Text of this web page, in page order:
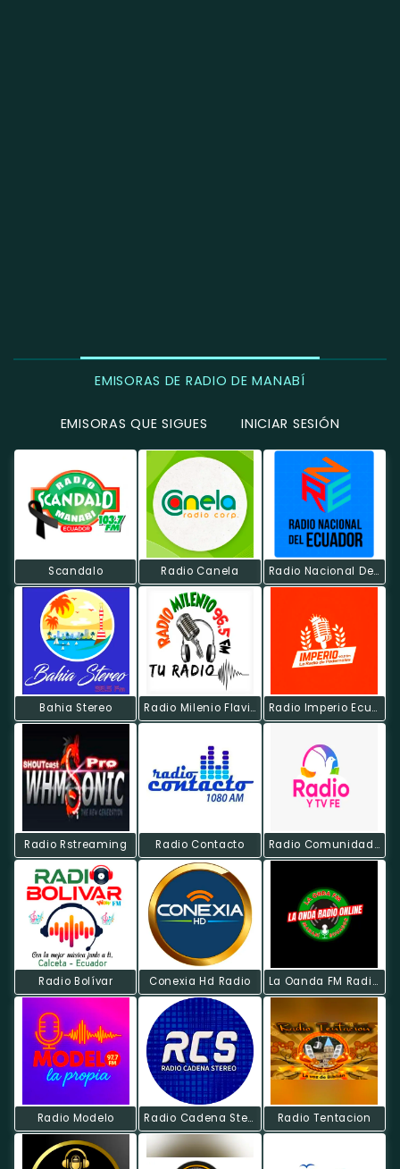
EMISORAS DE RADIO DE MANABÍ
EMISORAS QUE SIGUES INICIAR SESIÓN
Scandalo Radio Canela Radio Nacional Del Ecuador
Bahia Stereo Radio Milenio Flavio Radio Imperio Ecuador
Radio Rstreaming Radio Contacto Radio Comunidad Católica Los Amigos De Jesus
Radio Bolívar Conexia Hd Radio La Oanda FM Radio Online
Radio Modelo Radio Cadena Stereo Radio Tentacion